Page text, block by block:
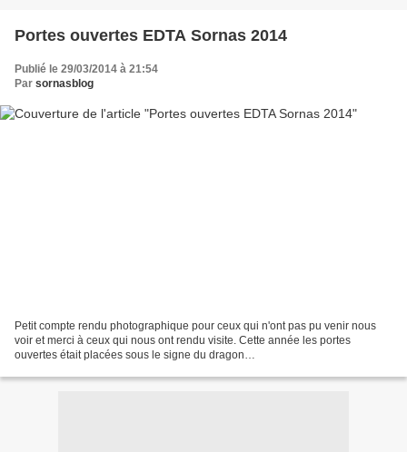
Portes ouvertes EDTA Sornas 2014
Publié le 29/03/2014 à 21:54
Par sornasblog
Petit compte rendu photographique pour ceux qui n'ont pas pu venir nous
voir et merci à ceux qui nous ont rendu visite. Cette année les portes
ouvertes était placées sous le signe du dragon…